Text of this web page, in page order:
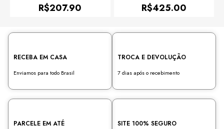
0
de
R$207.90
0
de
R$425.00
RECEBA EM CASA
Enviamos para todo Brasil
TROCA E DEVOLUÇÃO
7 dias após o recebimento
PARCELE EM ATÉ SITE 100% SEGURO